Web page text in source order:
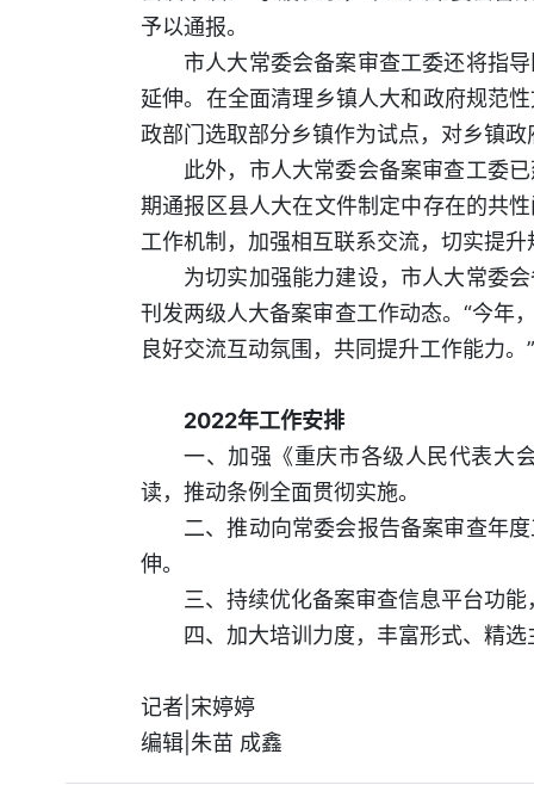
予以通报。
市人大常委会备案审查工委还将指
延伸。在全面清理乡镇人大和政府规范
政部门选取部分乡镇作为试点，对乡镇
此外，市人大常委会备案审查工委
期通报区县人大在文件制定中存在的共
工作机制，加强相互联系交流，切实提
为切实加强能力建设，市人大常委
刊发两级人大备案审查工作动态。“今年
良好交流互动氛围，共同提升工作能力。
2022年工作安排
一、加强《重庆市各级人民代表大
读，推动条例全面贯彻实施。
二、推动向常委会报告备案审查年
伸。
三、持续优化备案审查信息平台功
四、加大培训力度，丰富形式、精
记者|宋婷婷
编辑|朱苗 成鑫